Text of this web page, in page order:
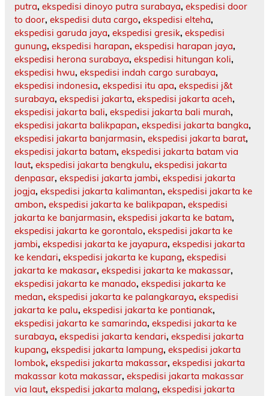
putra, ekspedisi dinoyo putra surabaya, ekspedisi door
to door, ekspedisi duta cargo, ekspedisi elteha,
ekspedisi garuda jaya, ekspedisi gresik, ekspedisi
gunung, ekspedisi harapan, ekspedisi harapan jaya,
ekspedisi herona surabaya, ekspedisi hitungan koli,
ekspedisi hwu, ekspedisi indah cargo surabaya,
ekspedisi indonesia, ekspedisi itu apa, ekspedisi j&t
surabaya, ekspedisi jakarta, ekspedisi jakarta aceh,
ekspedisi jakarta bali, ekspedisi jakarta bali murah,
ekspedisi jakarta balikpapan, ekspedisi jakarta bangka,
ekspedisi jakarta banjarmasin, ekspedisi jakarta barat,
ekspedisi jakarta batam, ekspedisi jakarta batam via
laut, ekspedisi jakarta bengkulu, ekspedisi jakarta
denpasar, ekspedisi jakarta jambi, ekspedisi jakarta
jogja, ekspedisi jakarta kalimantan, ekspedisi jakarta ke
ambon, ekspedisi jakarta ke balikpapan, ekspedisi
jakarta ke banjarmasin, ekspedisi jakarta ke batam,
ekspedisi jakarta ke gorontalo, ekspedisi jakarta ke
jambi, ekspedisi jakarta ke jayapura, ekspedisi jakarta
ke kendari, ekspedisi jakarta ke kupang, ekspedisi
jakarta ke makasar, ekspedisi jakarta ke makassar,
ekspedisi jakarta ke manado, ekspedisi jakarta ke
medan, ekspedisi jakarta ke palangkaraya, ekspedisi
jakarta ke palu, ekspedisi jakarta ke pontianak,
ekspedisi jakarta ke samarinda, ekspedisi jakarta ke
surabaya, ekspedisi jakarta kendari, ekspedisi jakarta
kupang, ekspedisi jakarta lampung, ekspedisi jakarta
lombok, ekspedisi jakarta makassar, ekspedisi jakarta
makassar kota makassar, ekspedisi jakarta makassar
via laut, ekspedisi jakarta malang, ekspedisi jakarta